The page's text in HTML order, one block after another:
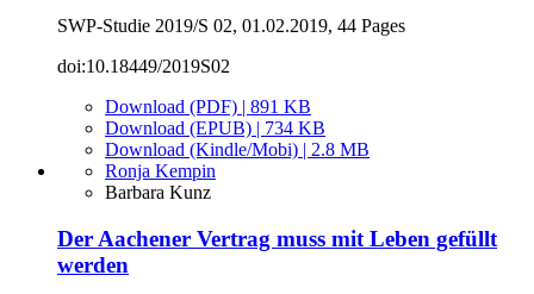
SWP-Studie 2019/S 02, 01.02.2019, 44 Pages
doi:10.18449/2019S02
Download (PDF) | 891 KB
Download (EPUB) | 734 KB
Download (Kindle/Mobi) | 2.8 MB
Ronja Kempin
Barbara Kunz
Der Aachener Vertrag muss mit Leben gefüllt
werden